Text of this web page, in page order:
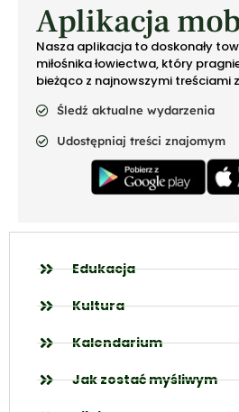
Aplikacja
Nasza aplikacja to doskonały
miłośnika łowiectwa, który
bieżąco z najnowszymi treściami
Śledź aktualne wydarzenia
Udostępniaj treści znajomym
Edukacja
Kultura
Kalendarium
Jak zostać myśliwym